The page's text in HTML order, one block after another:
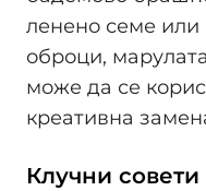
ленено семе или
оброци,
може да се
креативна
Клучни